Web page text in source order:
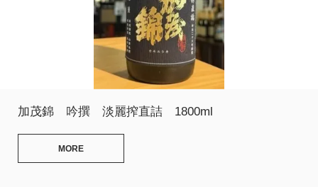
加茂錦 吟撰 淡麗搾直詰 1800ml
MORE